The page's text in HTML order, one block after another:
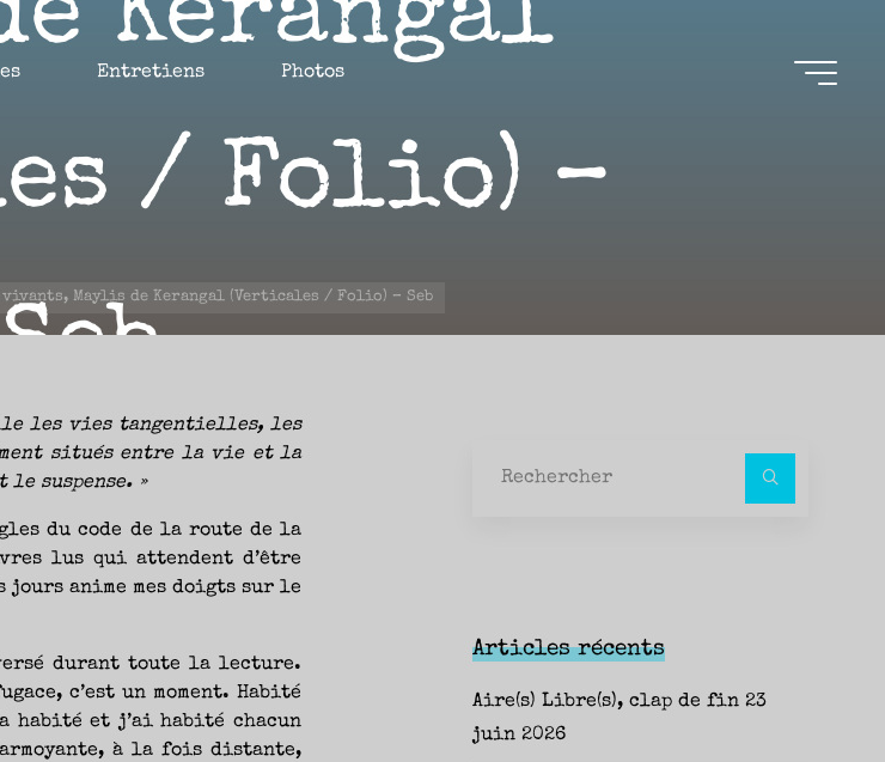
Entretiens Photos
Kerangal
/ Folio) –
Seb
JUIN 2022
vivants, Maylis de Kerangal (Verticales / Folio) – Seb
les vies tangentielles, les
situés entre la vie et la
le suspense. »
du code de la route de la
lus qui attendent d’être
anime mes doigts sur le
durant toute la lecture.
c’est un moment. Habité
habité et j’ai habité chacun
à la fois distante,
Articles récents
Aire(s) Libre(s), clap de fin 23
juin 2026